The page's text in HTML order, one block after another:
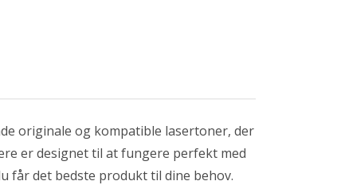
originale og kompatible lasertoner, der
er designet til at fungere perfekt med
får det bedste produkt til dine behov.